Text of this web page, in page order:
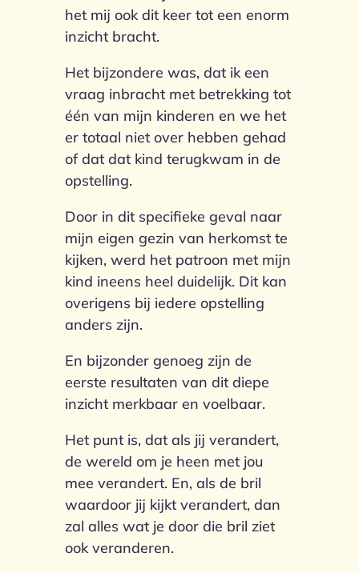
het mij ook dit keer tot een enorm
inzicht bracht.
Het bijzondere was, dat ik een
vraag inbracht met betrekking tot
één van mijn kinderen en we het
er totaal niet over hebben gehad
of dat dat kind terugkwam in de
opstelling.
Door in dit specifieke geval naar
mijn eigen gezin van herkomst te
kijken, werd het patroon met mijn
kind ineens heel duidelijk. Dit kan
overigens bij iedere opstelling
anders zijn.
En bijzonder genoeg zijn de
eerste resultaten van dit diepe
inzicht merkbaar en voelbaar.
Het punt is, dat als jij verandert,
de wereld om je heen met jou
mee verandert. En, als de bril
waardoor jij kijkt verandert, dan
zal alles wat je door die bril ziet
ook veranderen.